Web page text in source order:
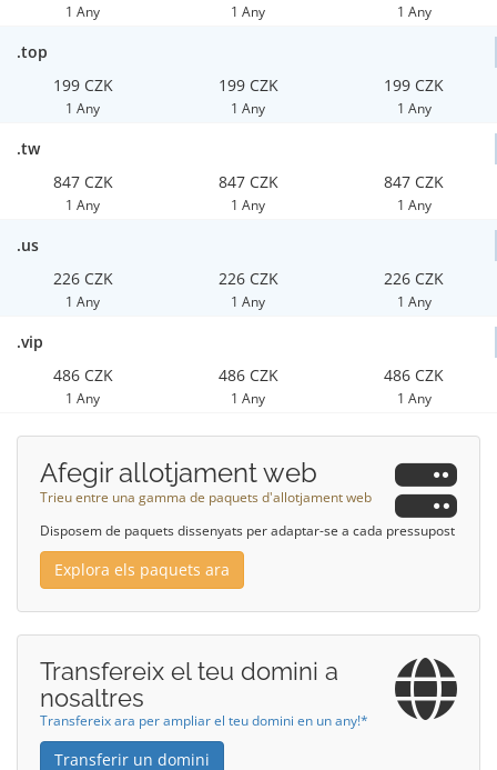
1 Any 1 Any 1 Any
.top
199 CZK
1 Any
199 CZK
1 Any
199 CZK
1 Any
.tw
847 CZK
1 Any
847 CZK
1 Any
847 CZK
1 Any
.us
226 CZK
1 Any
226 CZK
1 Any
226 CZK
1 Any
.vip
486 CZK
1 Any
486 CZK
1 Any
486 CZK
1 Any
Afegir allotjament web
Trieu entre una gamma de paquets d'allotjament web
Disposem de paquets dissenyats per adaptar-se a cada pressupost
Explora els paquets ara
Transfereix el teu domini a
nosaltres
Transfereix ara per ampliar el teu domini en un any!*
Transferir un domini